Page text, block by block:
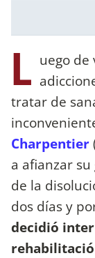
L uego de
tratar de
Charpentier
a afianzar
de la
dos días y
decidió